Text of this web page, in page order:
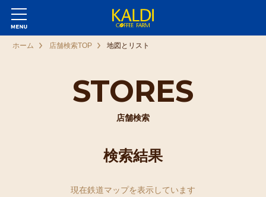
STORES
店舗検索
ホーム 店舗検索TOP 地図とリスト
検索結果
現在鉄道マップを表示しています